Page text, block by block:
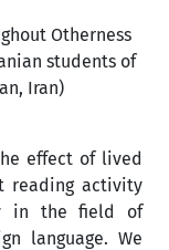
Otherness
students of
Iran)
effect of lived
reading activity
in the field of
language. We